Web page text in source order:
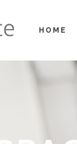
HOME